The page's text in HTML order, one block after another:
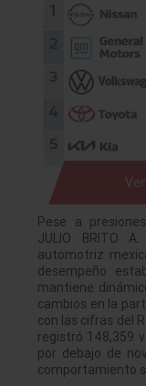
Pese a
JULIO BRITO
automotriz
desempeño
mantiene
cambios en la
con las cifras del
registró 148,359
por debajo de
comportamiento